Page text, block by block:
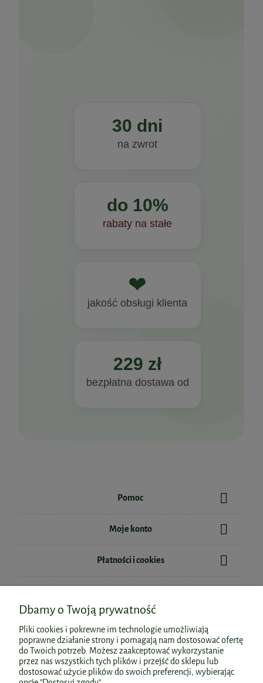
30 dni
na zwrot
do 10%
rabaty na stałe
❤
jakość obsługi klienta
229 zł
bezpłatna dostawa od
Pomoc
Moje konto
Płatności i cookies
Polecane kategorie
Dbamy o Twoją prywatność
Pliki cookies i pokrewne im technologie umożliwiają
poprawne działanie strony i pomagają nam dostosować ofertę
do Twoich potrzeb. Możesz zaakceptować wykorzystanie
przez nas wszystkich tych plików i przejść do sklepu lub
dostosować użycie plików do swoich preferencji, wybierając